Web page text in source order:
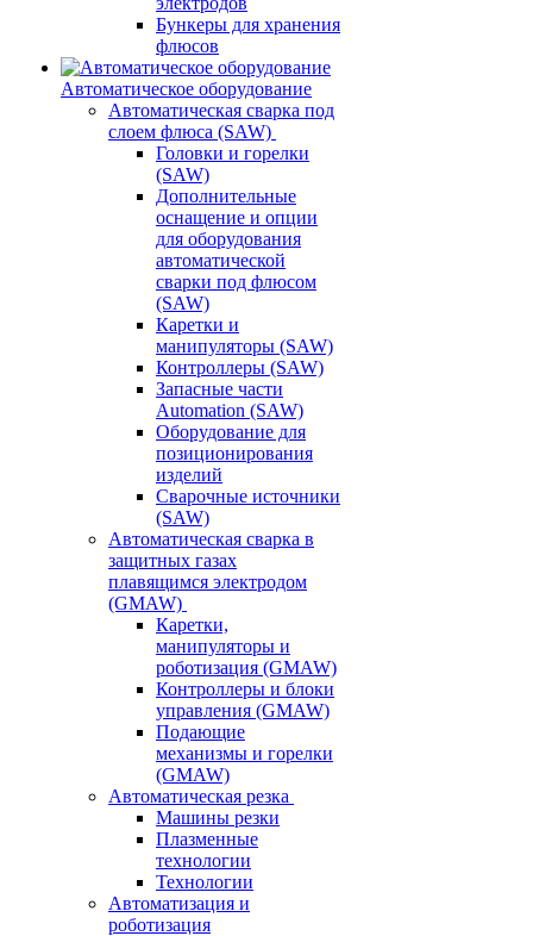
Бункеры для хранения
флюсов
Автоматическое оборудование
Автоматическая сварка под
слоем флюса (SAW)
Головки и горелки
(SAW)
Дополнительные
оснащение и опции
для оборудования
автоматической
сварки под флюсом
(SAW)
Каретки и
манипуляторы (SAW)
Контроллеры (SAW)
Запасные части
Automation (SAW)
Оборудование для
позиционирования
изделий
Сварочные источники
(SAW)
Автоматическая сварка в
защитных газах
плавящимся электродом
(GMAW)
Каретки,
манипуляторы и
роботизация (GMAW)
Контроллеры и блоки
управления (GMAW)
Подающие
механизмы и горелки
(GMAW)
Автоматическая резка
Машины резки
Плазменные
технологии
Технологии
Автоматизация и
роботизация